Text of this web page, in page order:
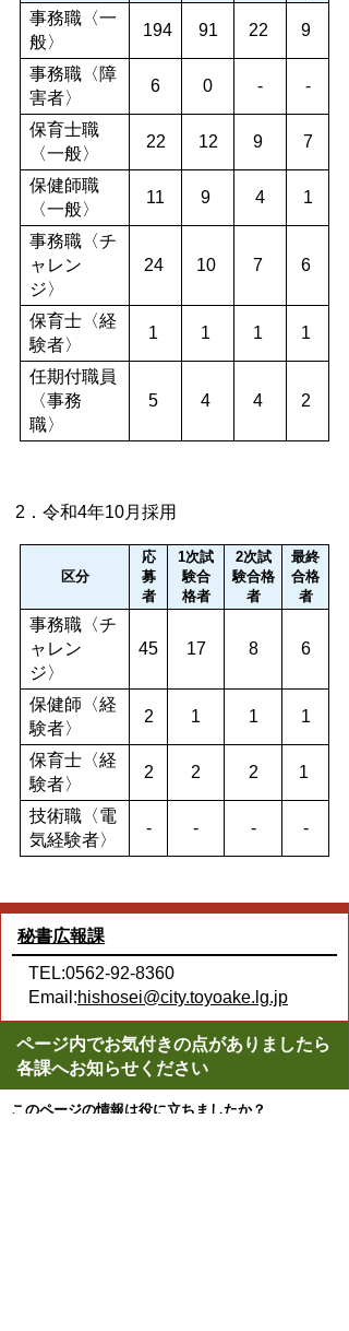
事務職〈一
般〉
194 91 22 9
事務職〈障
害者〉
6 0 - -
保育士職
〈一般〉
22 12 9 7
保健師職
〈一般〉
11 9 4 1
事務職〈チ
ャレン
ジ〉
24 10 7 6
保育士〈経
験者〉
1 1 1 1
任期付職員
〈事務
職〉
5 4 4 2
2．令和4年10月採用
区分
応
募
者
1次試
験合
格者
2次試
験合格
者
最終
合格
者
事務職〈チ
ャレン
ジ〉
45 17 8 6
保健師〈経
験者〉
2 1 1 1
保育士〈経
験者〉
2 2 2 1
技術職〈電
気経験者〉
- - - -
秘書広報課
TEL:0562-92-8360
Email:hishosei@city.toyoake.lg.jp
ページ内でお気付きの点がありましたら
各課へお知らせください
このページの情報は役に立ちましたか？